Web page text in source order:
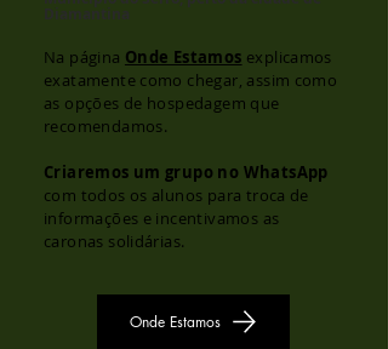
Diamantina
Na página Onde Estamos explicamos
exatamente como chegar, assim como
as opções de hospedagem que
recomendamos.
Criaremos um grupo no WhatsApp
com todos os alunos para troca de
informações e incentivamos as
caronas solidárias.
Onde Estamos